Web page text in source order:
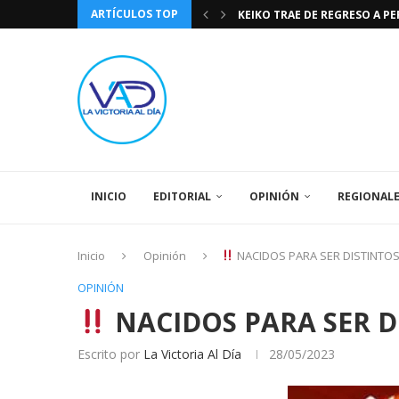
ARTÍCULOS TOP
KEIKO TRAE DE REGRESO A
INICIO EDITORIAL OPINIÓN
Inicio Opinión
NACIDOS PARA SER
OPINIÓN
NACIDOS PARA SER
Escrito por La Victoria Al Día 28/05/2023